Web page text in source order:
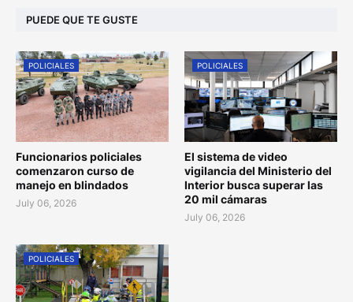
PUEDE QUE TE GUSTE
POLICIALES
Funcionarios policiales
comenzaron curso de
manejo en blindados
July 06, 2026
POLICIALES
El sistema de video
vigilancia del Ministerio del
Interior busca superar las
20 mil cámaras
July 06, 2026
POLICIALES